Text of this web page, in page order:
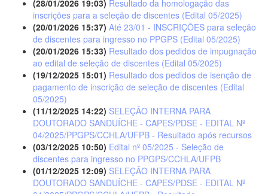
(28/01/2026 19:03) Resultado da homologação das
inscrições para a seleção de discentes (Edital 05/2025)
(20/01/2026 15:37) Até 23/01 - INSCRIÇÕES para seleção
de discentes para ingresso no PPGPS (Edital 05/2025)
(20/01/2026 15:33) Resultado dos pedidos de impugnação
ao edital de seleção de discentes (Edital 05/2025)
(19/12/2025 15:01) Resultado dos pedidos de isenção de
pagamento de inscrição de seleção de discentes (Edital
05/2025)
(11/12/2025 14:22) SELEÇÃO INTERNA PARA
DOUTORADO SANDUÍCHE - CAPES/PDSE - EDITAL Nº
04/2025/PPGPS/CCHLA/UFPB - Resultado após recursos
(03/12/2025 10:50) Edital nº 05/2025 - Seleção de
discentes para ingresso no PPGPS/CCHLA/UFPB
(01/12/2025 12:09) SELEÇÃO INTERNA PARA
DOUTORADO SANDUÍCHE - CAPES/PDSE - EDITAL Nº